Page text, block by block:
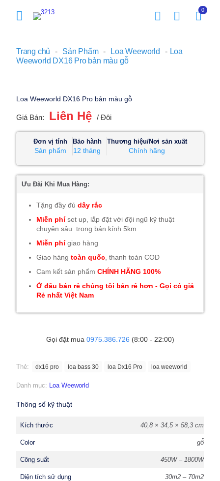
0
Trang chủ - Sản Phẩm - Loa Weeworld - Loa
Weeworld DX16 Pro bản màu gỗ
Loa Weeworld DX16 Pro bản màu gỗ
Giá Bán: Liên Hệ / Đôi
Đơn vị tính
Sản phẩm
Bảo hành
12 tháng
Thương hiệu/Nơi sản xuất
Chính hãng
Ưu Đãi Khi Mua Hàng:
Tặng đầy đủ dây rắc
Miễn phíset up, lắp đặt với đội ngũ kỹ thuật
chuyên sâu trong bán kính 5km
Miễn phígiao hàng
Giao hàng toàn quốc , thanh toán COD
Cam kết sản phẩm CHÍNH HÃNG 100%
Ở đâu bán rẻ chúng tôi bán rẻ hơn - Gọi có giá
Rẻ nhất Việt Nam
Gọi đặt mua 0975.386.726 (8:00 - 22:00)
Thẻ: dx16 pro loa bass 30 loa Dx16 Pro loa weeworld
Danh mục: Loa Weeworld
Thông số kỹ thuật
Kích thước 40,8 × 34,5 × 58,3 cm
Color gỗ
Công suất 450W – 1800W
Diện tích sử dụng 30m2 – 70m2